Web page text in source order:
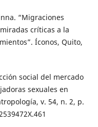
“Migraciones
críticas a la
Íconos, Quito,
social del mercado
sexuales en
v. 54, n. 2, p.